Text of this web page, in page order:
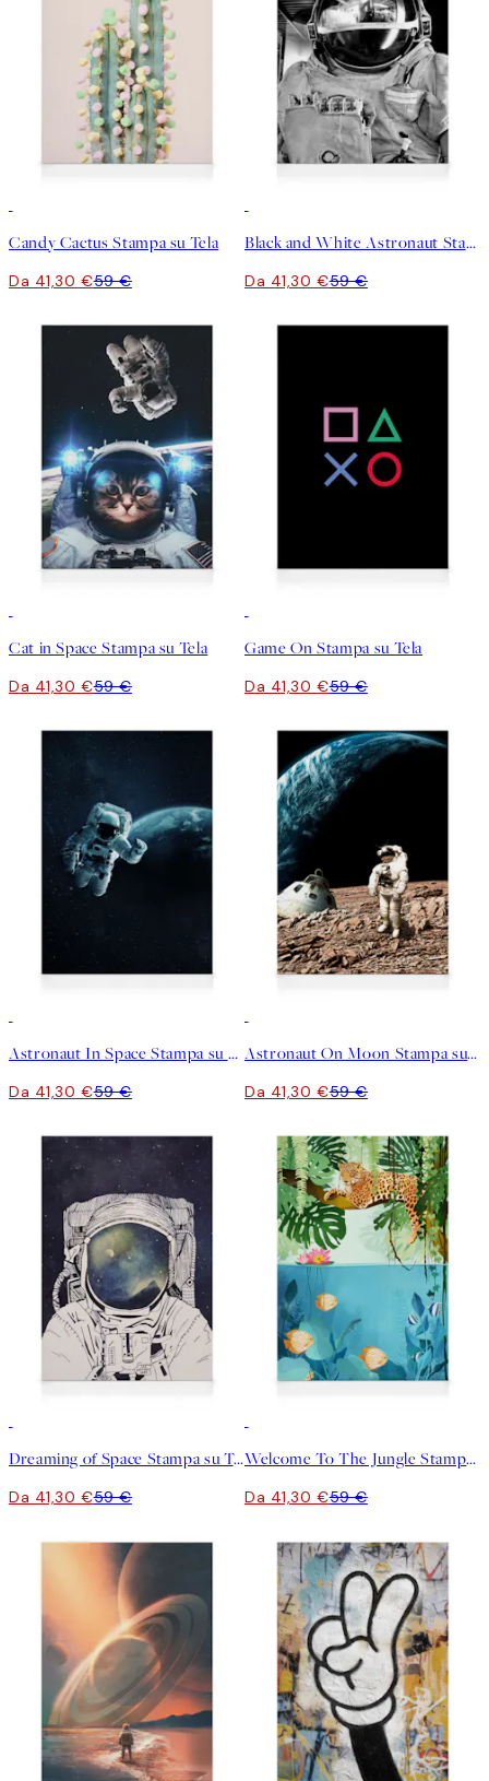
Candy Cactus Stampa su Tela
Da 41,30 €59 €
Black and White Astronaut Stampa su Tela
Da 41,30 €59 €
Cat in Space Stampa su Tela
Da 41,30 €59 €
Game On Stampa su Tela
Da 41,30 €59 €
Astronaut In Space Stampa su Tela
Da 41,30 €59 €
Astronaut On Moon Stampa su Tela
Da 41,30 €59 €
Dreaming of Space Stampa su Tela
Da 41,30 €59 €
Welcome To The Jungle Stampa su Tela
Da 41,30 €59 €